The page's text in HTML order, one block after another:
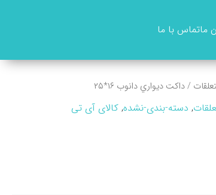
ماتماس با ما
/ داکت ديواري دانوب ۱۶*۲۵
, دسته-بندی-نشده,کالای آی تی